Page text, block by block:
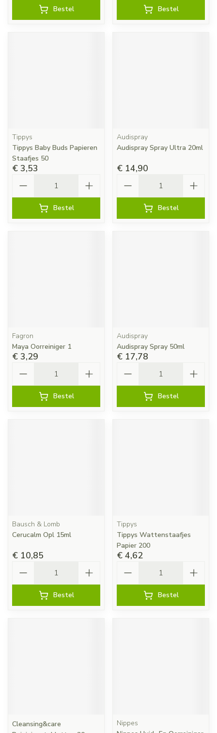
Bestel Bestel
Tippys
Tippys Baby Buds Papieren
Staafjes 50
€ 3,53
Bestel
Audispray
Audispray Spray Ultra 20ml
€ 14,90
Bestel
Fagron
Maya Oorreiniger 1
€ 3,29
Bestel
Audispray
Audispray Spray 50ml
€ 17,78
Bestel
Bausch & Lomb
Cerucalm Opl 15ml
€ 10,85
Bestel
Tippys
Tippys Wattenstaafjes
Papier 200
€ 4,62
Bestel
Cleansing&care
Nippes